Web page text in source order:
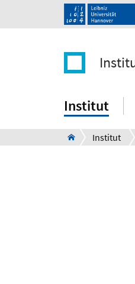
Institut
Institut